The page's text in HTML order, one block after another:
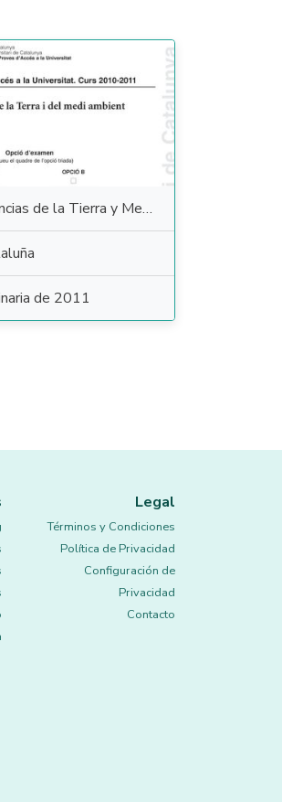
de la Tierra y Medioambientales
de 2011
Legal
Términos y Condiciones
Política de Privacidad
Configuración de
Privacidad
Contacto